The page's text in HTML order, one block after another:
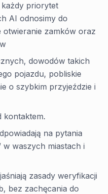
każdy priorytet
AI odnosimy do
otwieranie zamków oraz
dowodów takich
pojazdu, pobliskie
o szybkim przyjeździe i
kontaktem.
na pytania
waszych miastach i
zasady weryfikacji
bez zachęcania do